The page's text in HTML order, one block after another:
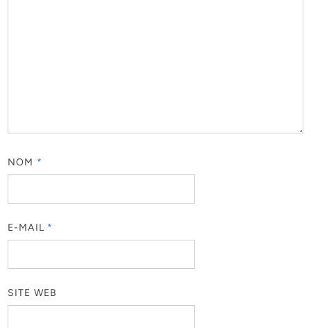
NOM *
E-MAIL *
SITE WEB